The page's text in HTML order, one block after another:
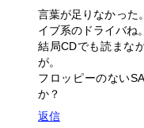
言葉が足りなかった
イブ系のドライバね。
結局CDでも読まな
が。
フロッピーのない
か？
返信